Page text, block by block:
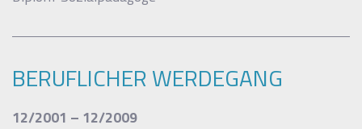
BERUFLICHER WERDEGANG
12/2001 – 12/2009